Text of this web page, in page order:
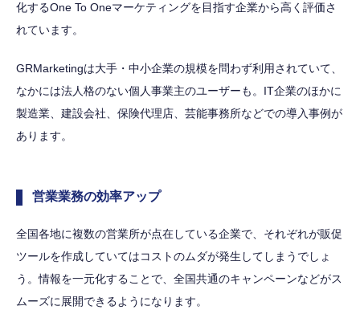
化するOne To Oneマーケティングを目指す企業から高く評価さ
れています。
GRMarketingは大手・中小企業の規模を問わず利用されていて、
なかには法人格のない個人事業主のユーザーも。IT企業のほかに
製造業、建設会社、保険代理店、芸能事務所などでの導入事例が
あります。
営業業務の効率アップ
全国各地に複数の営業所が点在している企業で、それぞれが販促
ツールを作成していてはコストのムダが発生してしまうでしょ
う。情報を一元化することで、全国共通のキャンペーンなどがス
ムーズに展開できるようになります。